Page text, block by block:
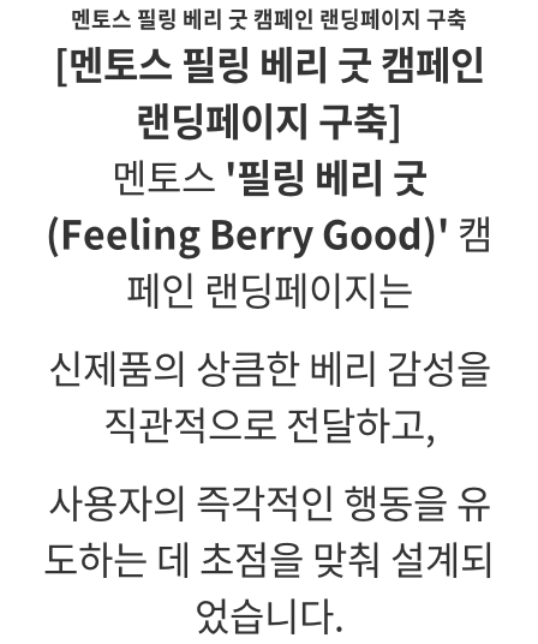
멘토스 필링 베리 굿 캠페인 랜딩페이지 구축
[멘토스 필링 베리 굿 캠페인
랜딩페이지 구축]
멘토스 '필링 베리 굿
(Feeling Berry Good)' 캠
페인 랜딩페이지는
신제품의 상큼한 베리 감성을
직관적으로 전달하고,
사용자의 즉각적인 행동을 유
도하는 데 초점을 맞춰 설계되
었습니다.